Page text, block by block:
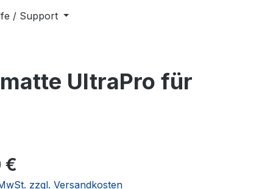
/ Support
UltraPro für
€
zzgl. Versandkosten